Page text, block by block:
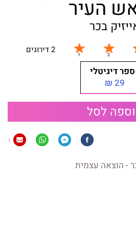
העיר
בכר
2 דירוגים
ספר דיגיטלי
29 ₪
לסל
1
- הוצאה עצמית